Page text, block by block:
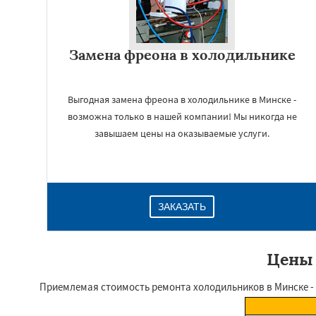
Замена фреона в холодильнике
Выгодная замена фреона в холодильнике в Минске -
возможна только в нашей компании! Мы никогда не
завышаем цены на оказываемые услуги.
ЗАКАЗАТЬ
Цены
Приемлемая стоимость ремонта холодильников в Минске